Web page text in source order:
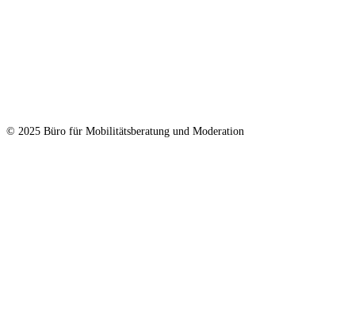
© 2025 Büro für Mobilitätsberatung und Moderation